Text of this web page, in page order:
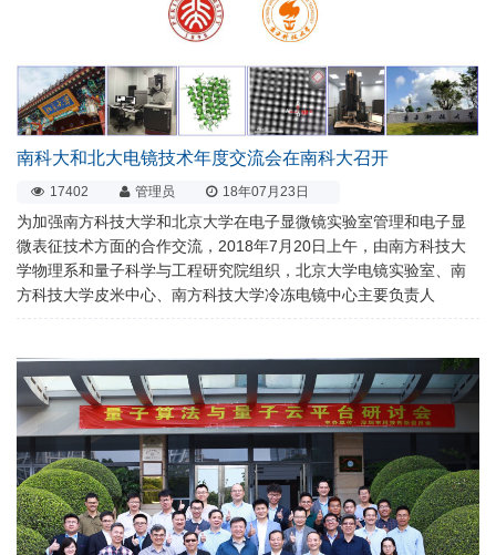
南科大和北大电镜技术年度交流会在南科大召开
17402 管理员 18年07月23日
为加强南方科技大学和北京大学在电子显微镜实验室管理和电子显
微表征技术方面的合作交流，2018年7月20日上午，由南方科技大
学物理系和量子科学与工程研究院组织，北京大学电镜实验室、南
方科技大学皮米中心、南方科技大学冷冻电镜中心主要负责人